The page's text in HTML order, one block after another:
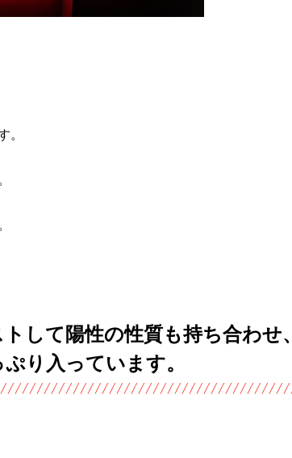
。
して陽性の性質も持ち合わせ、
り入っています。